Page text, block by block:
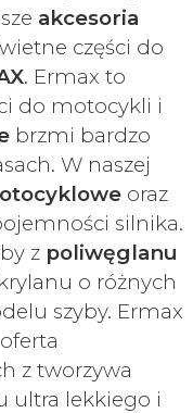
akcesoria
części do
. Ermax to
do motocykli i
brzmi bardzo
. W naszej
oraz
silnika.
z poliwęglanu
o różnych
szyby. Ermax
z tworzywa
ultra lekkiego i